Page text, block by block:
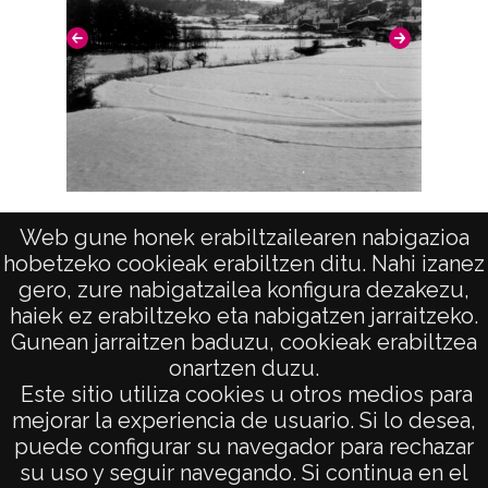
Web gune honek erabiltzailearen nabigazioa
hobetzeko cookieak erabiltzen ditu. Nahi izanez
gero, zure nabigatzailea konfigura dezakezu,
haiek ez erabiltzeko eta nabigatzen jarraitzeko.
Gunean jarraitzen baduzu, cookieak erabiltzea
onartzen duzu.
Este sitio utiliza cookies u otros medios para
mejorar la experiencia de usuario. Si lo desea,
puede configurar su navegador para rechazar
su uso y seguir navegando. Si continua en el
Notas
Nº de identificación: 8085 Positivo original:
8085;
Signaturas: Copia digital: ATHA-DAF-GUE-
8085;
Licencia de las imágenes
CC BY-NC-SA 4.0
Vista
AVISO LEGAL
POLÍTICA DE PRIVACIDAD
ACCESIBILIDAD
ATENCIÓN CIUDADANA